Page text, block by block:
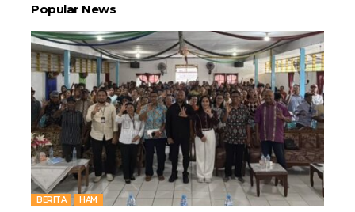
Popular News
BERITA HAM